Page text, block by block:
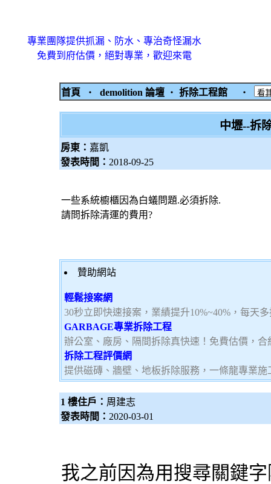
專業團隊提供抓漏、防水、專治奇怪漏水
免費到府估價，絕對專業，歡迎來電
首頁 ‧ demolition 論壇 ‧ 拆除工程館 ‧
中壢--拆
房東： 嘉凱
發表時間： 2018-09-25
一些系統櫥櫃因為白蟻問題.必須拆除.
請問拆除清運的費用?
贊助網站
輕鬆接案網
30秒立即快速接案，業績提升10%~40%，每天
GARBAGE專業拆除工程
辦公室、廠房、隔間拆除真快速！免費估價，
拆除工程評價網
提供磁磚、牆壁、地板拆除服務，一條龍專業
1 樓住戶： 周建志
發表時間： 2020-03-01
我之前因為用搜尋關鍵